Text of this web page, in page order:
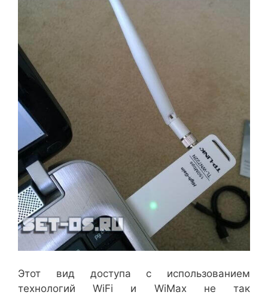
Этот вид доступа с использованием
технологий WiFi и WiMax не так